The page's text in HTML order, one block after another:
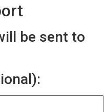
be sent to